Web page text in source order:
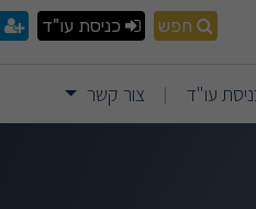
חפש כניסת עו"ד
עו"ד | צור קשר